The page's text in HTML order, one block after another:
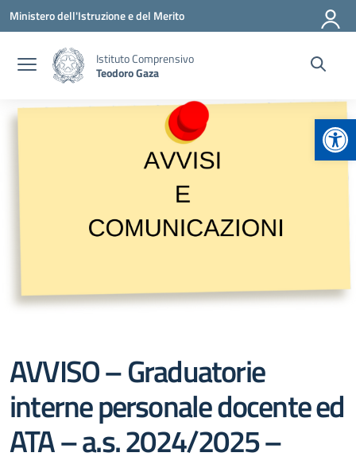
Vai ai contenuti
Vai al menu di navigazione
Vai al footer
Ministero dell'Istruzione e del Merito
Istituto Comprensivo
Teodoro Gaza
AVVISO – Graduatorie
interne personale docente ed
ATA – a.s. 2024/2025 –